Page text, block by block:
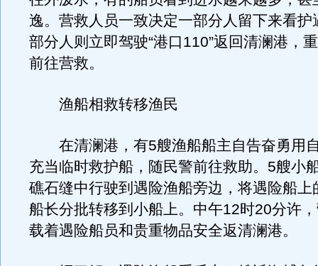
逸。营救人员一致决定一部分人留下来看护
部分人则立即驾驶“港口110”返回清澜港，
前往营救。
渔船相救转移渔民
在清澜港，有5艘渔船船主自告奋勇用
充当临时救护船，随民警前往救助。5艘小
礁石缝中行驶到遇险渔船旁边，将遇险船上
船长分批转移到小船上。中午12时20分许
载着遇险船员和贵重物品安全返清澜港。